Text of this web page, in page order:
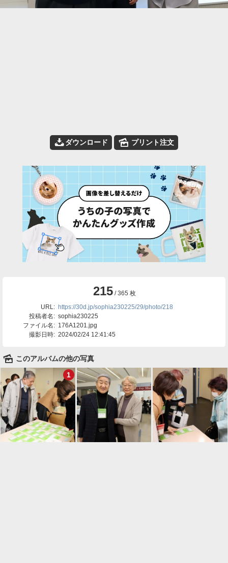
📥ダウンロード 🌄 プリント注文
215/ 365 枚
URL: https://30d.jp/sophia230225/29/photo/218
投稿者名: sophia230225
ファイル名: 176A1201.jpg
撮影日時: 2024/02/24 12:41:45
🌄 このアルバムの他の写真
1